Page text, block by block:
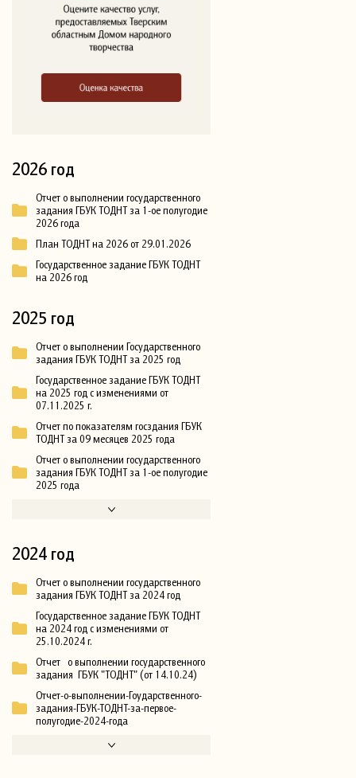
2026 год
Отчет о выполнении государственного
задания ГБУК ТОДНТ за 1-ое полугодие
2026 года
План ТОДНТ на 2026 от 29.01.2026
Государственное задание ГБУК ТОДНТ
на 2026 год
2025 год
Отчет о выполнении Государственного
задания ГБУК ТОДНТ за 2025 год
Государственное задание ГБУК ТОДНТ
на 2025 год с изменениями от
07.11.2025 г.
Отчет по показателям госздания ГБУК
ТОДНТ за 09 месяцев 2025 года
Отчет о выполнении государственного
задания ГБУК ТОДНТ за 1-ое полугодие
2025 года
2024 год
Отчет о выполнении государственного
задания ГБУК ТОДНТ за 2024 год
Государственное задание ГБУК ТОДНТ
на 2024 год с изменениями от
25.10.2024 г.
Отчет о выполнении государственного
задания ГБУК "ТОДНТ" (от 14.10.24)
Отчет-о-выполнении-Гоударственного-
задания-ГБУК-ТОДНТ-за-первое-
полугодие-2024-года